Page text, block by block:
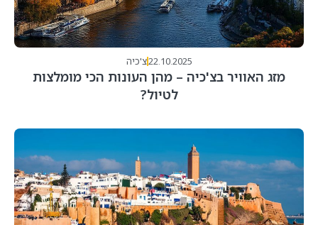
22.10.2025צ'כיה
מזג האוויר בצ'כיה – מהן העונות הכי מומלצות
לטיול?